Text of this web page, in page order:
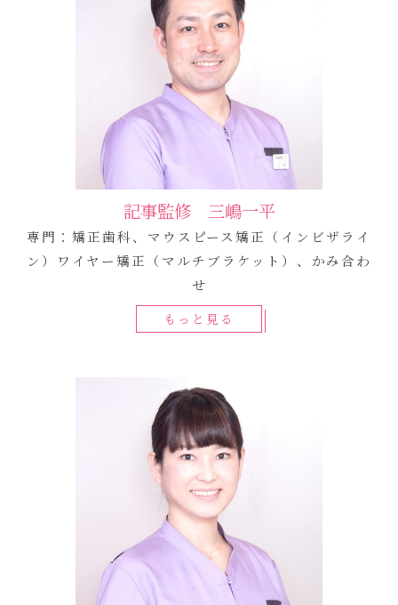
記事監修 三嶋一平
専門：矯正歯科、マウスピース矯正（インビザライ
ン）ワイヤー矯正（マルチブラケット）、かみ合わ
せ
もっと見る